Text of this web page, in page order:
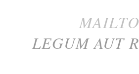
LEGUM AUT